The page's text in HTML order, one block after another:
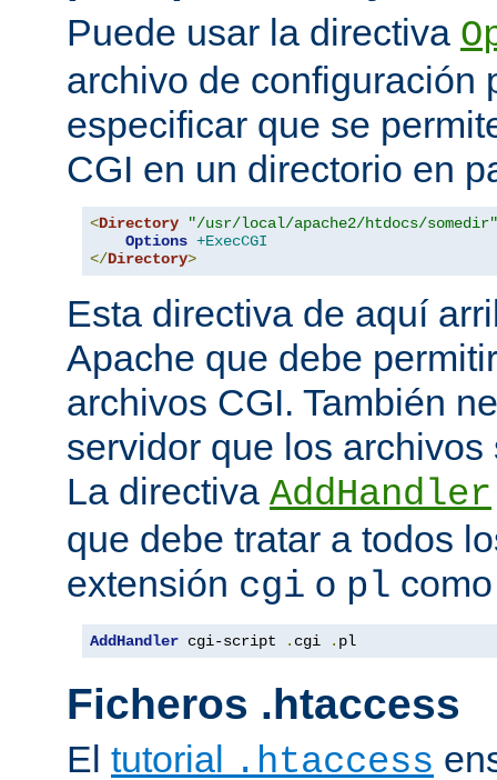
Puede usar la directiva
archivo de configuración
especificar que se
CGI en un directorio en
<Directory
"/usr/local/apache2/htdocs/somedir"
Options +ExecCGI
</Directory>
Esta directiva de aquí
Apache que debe
archivos CGI. También
servidor que los
La directiva AddHandler
que debe tratar a todos
extensión cgi o pl
AddHandler cgi-script . cgi . pl
Ficheros .htaccess
El tutorial .htaccess